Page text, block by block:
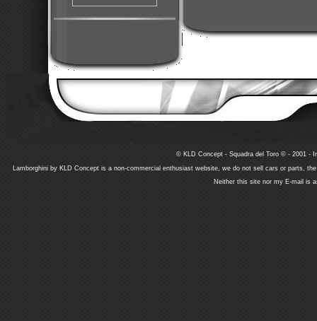
© KLD Concept - Squadra del Toro © - 2001 -
Lamborghini by KLD Concept is a non-commercial enthusiast website, we do not sell cars or parts,
Neither this site nor my E-mail is